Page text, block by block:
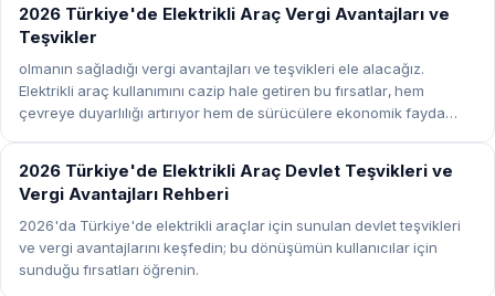
REHBER
2026 Türkiye'de Elektrikli Araç Vergi Avantajları ve
Teşvikler
olmanın sağladığı vergi avantajları ve teşvikleri ele alacağız.
Elektrikli araç kullanımını cazip hale getiren bu fırsatlar, hem
çevreye duyarlılığı artırıyor hem de sürücülere ekonomik fayda
REHBER
2026 Türkiye'de Elektrikli Araç Devlet Teşvikleri ve
Vergi Avantajları Rehberi
2026'da Türkiye'de elektrikli araçlar için sunulan devlet teşvikleri
ve vergi avantajlarını keşfedin; bu dönüşümün kullanıcılar için
sunduğu fırsatları öğrenin.